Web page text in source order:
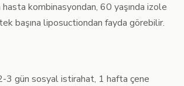
kombinasyondan, 60 yaşında izole
tek başına liposuctiondan fayda görebilir.
3 gün sosyal istirahat, 1 hafta çene